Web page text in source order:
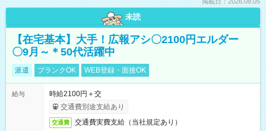
未読
【在宅基本】大手！広報アシ〇2100円エルダー
〇9月～＊50代活躍中
派遣 ブランクOK WEB登録・面接OK
給与
時給2100円＋交
交通費別途支給あり
交通費 交通費実費支給（当社規定あり）